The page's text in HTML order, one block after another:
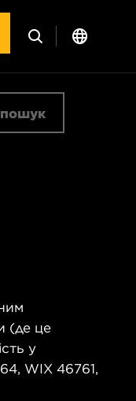
пошук
(де це
у
WIX 46761,